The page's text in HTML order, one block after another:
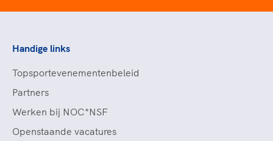
Handige links
Topsportevenementenbeleid
Partners
Werken bij NOC*NSF
Openstaande vacatures